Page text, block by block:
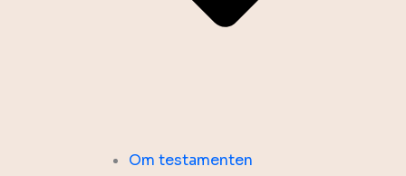
Om testamenten